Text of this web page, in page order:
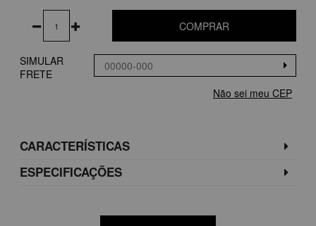
COMPRAR
SIMULAR
FRETE
Não sei meu CEP
CARACTERÍSTICAS
ESPECIFICAÇÕES